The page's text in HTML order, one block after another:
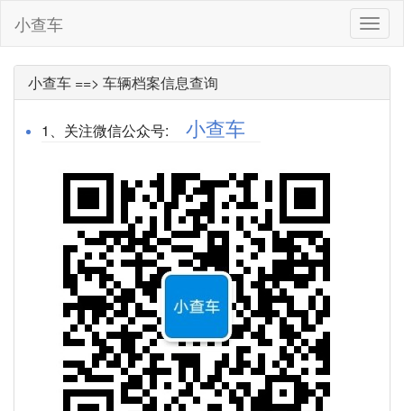
小
查
车
小查车
小查车 ==> 车辆档案信息查询
1、关注微信公众号: 小查车